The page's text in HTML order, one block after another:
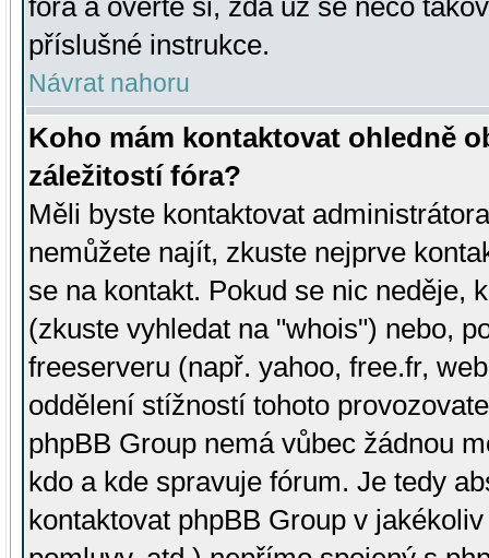
fóra a ověřte si, zda už se něco
příslušné instrukce.
Návrat nahoru
Koho mám kontaktovat ohledně
záležitostí fóra?
Měli byste kontaktovat
nemůžete najít, zkuste nejprve
se na kontakt. Pokud se nic neděje,
(zkuste vyhledat na "whois") nebo,
freeserveru (např. yahoo, free.fr,
oddělení stížností tohoto
phpBB Group nemá vůbec žádnou
kdo a kde spravuje fórum. Je tedy
kontaktovat phpBB Group v